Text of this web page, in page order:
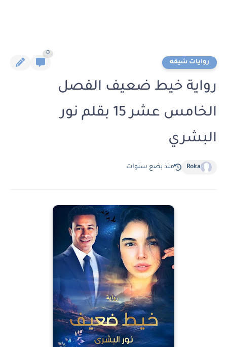
روايات شيقه
0
رواية خيط ضعيف الفصل
الخامس عشر 15 بقلم نور
البشري
Roka منذ بضع سنوات